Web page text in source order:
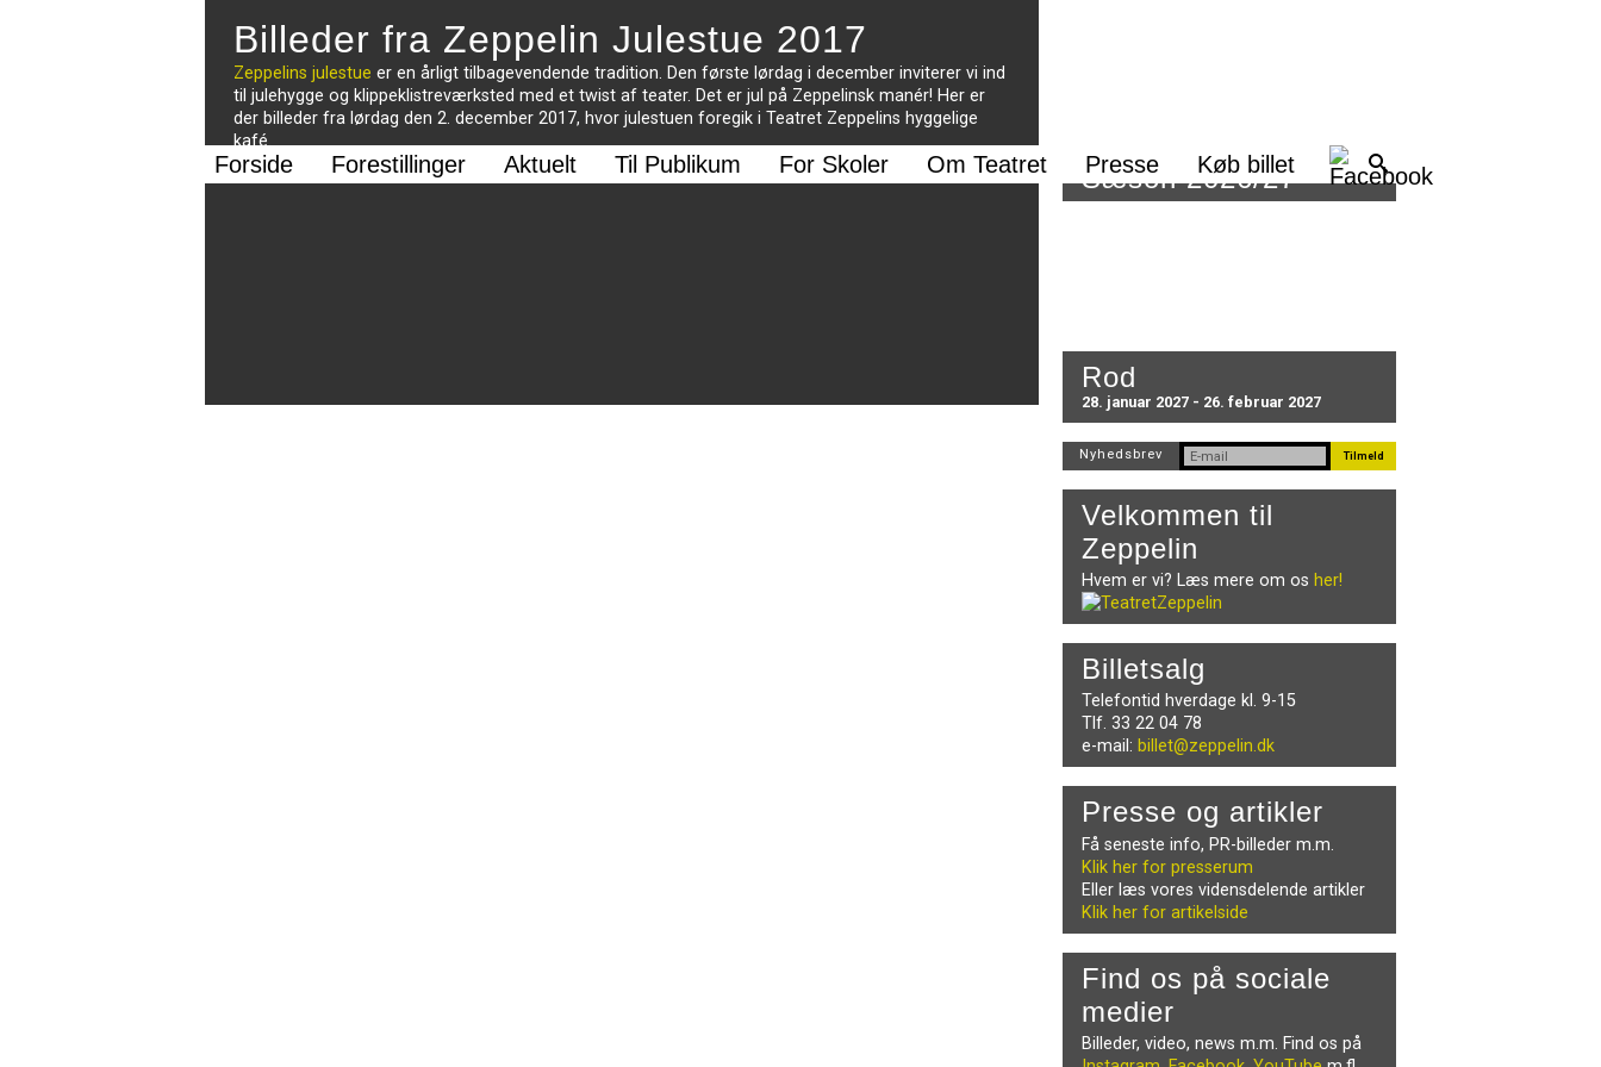
Forside Forestillinger Aktuelt Til Publikum For Skoler Om Teatret Presse Køb billet
Billeder fra Zeppelin Julestue 2017
Zeppelins julestue er en årligt tilbagevendende tradition. Den første lørdag i december inviterer vi ind
til julehygge og klippeklistreværksted med et twist af teater. Det er jul på Zeppelinsk manér! Her er
der billeder fra lørdag den 2. december 2017, hvor julestuen foregik i Teatret Zeppelins hyggelige
kafé.
Sæson 2026/27
Rod
28. januar 2027 - 26. februar 2027
Nyhedsbrev
Velkommen til
Zeppelin
Hvem er vi? Læs mere om os her!
Billetsalg
Telefontid hverdage kl. 9-15
Tlf. 33 22 04 78
e-mail: billet@zeppelin.dk
Presse og artikler
Få seneste info, PR-billeder m.m.
Klik her for presserum
Eller læs vores vidensdelende artikler
Klik her for artikelside
Find os på sociale
medier
Billeder, video, news m.m. Find os på